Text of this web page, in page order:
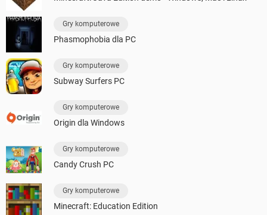
Gry komputerowe
Phasmophobia dla PC
Gry komputerowe
Subway Surfers PC
Gry komputerowe
Origin dla Windows
Gry komputerowe
Candy Crush PC
Gry komputerowe
Minecraft: Education Edition